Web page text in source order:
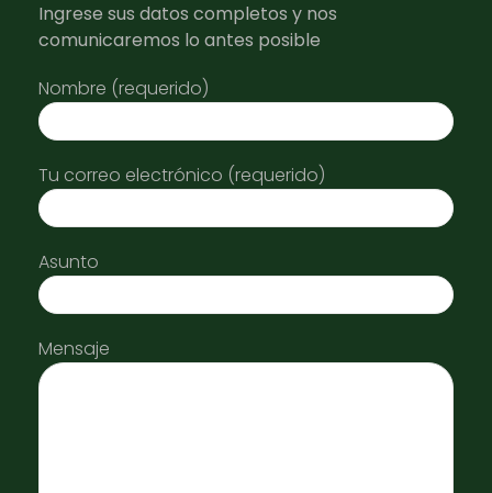
Ingrese sus datos completos y nos
comunicaremos lo antes posible
Nombre (requerido)
Tu correo electrónico (requerido)
Asunto
Mensaje